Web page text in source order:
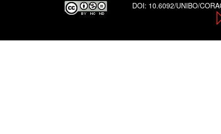
DOI: 10.6092/UNIBO/